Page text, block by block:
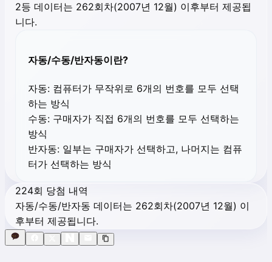
2등 데이터는 262회차(2007년 12월) 이후부터 제공됩
니다.
자동/수동/반자동이란?
자동: 컴퓨터가 무작위로 6개의 번호를 모두 선택
하는 방식
수동: 구매자가 직접 6개의 번호를 모두 선택하는
방식
반자동: 일부는 구매자가 선택하고, 나머지는 컴퓨
터가 선택하는 방식
224회 당첨 내역
자동/수동/반자동 데이터는 262회차(2007년 12월) 이
후부터 제공됩니다.